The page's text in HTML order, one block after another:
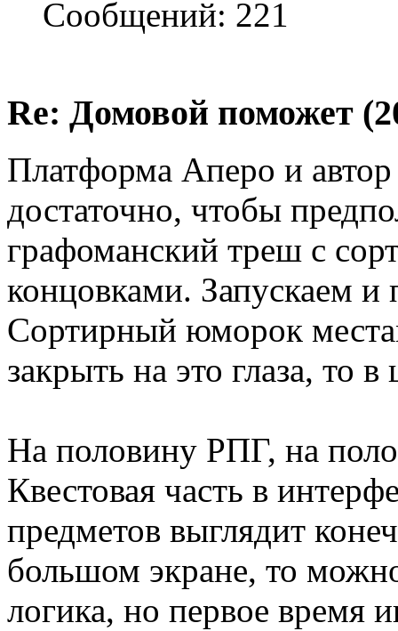
Сообщений: 221
Re: Домовой поможет
Платформа Аперо и
достаточно, чтобы
графоманский треш с
концовками. Запускаем и
Сортирный юморок
закрыть на это глаза, то
На половину РПГ, на
Квестовая часть в
предметов выглядит
большом экране, то
логика, но первое время